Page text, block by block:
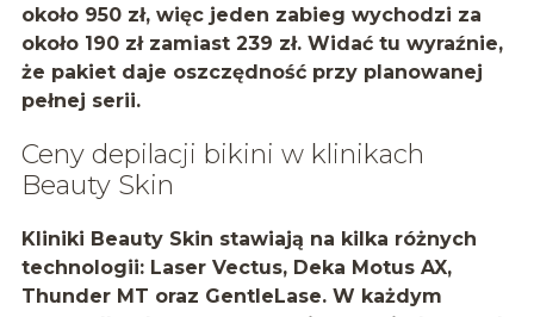
około 950 zł, więc jeden zabieg wychodzi za
około 190 zł zamiast 239 zł. Widać tu wyraźnie,
że pakiet daje oszczędność przy planowanej
pełnej serii.
Ceny depilacji bikini w klinikach
Beauty Skin
Kliniki Beauty Skin stawiają na kilka różnych
technologii: Laser Vectus, Deka Motus AX,
Thunder MT oraz GentleLase. W każdym